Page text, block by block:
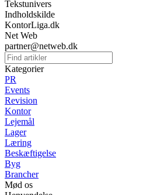
Tekstunivers
Indholdskilde
KontorLiga.dk
Net Web
partner@netweb.dk
Kategorier
PR
Events
Revision
Kontor
Lejemål
Lager
Læring
Beskæftigelse
Byg
Brancher
Mød os